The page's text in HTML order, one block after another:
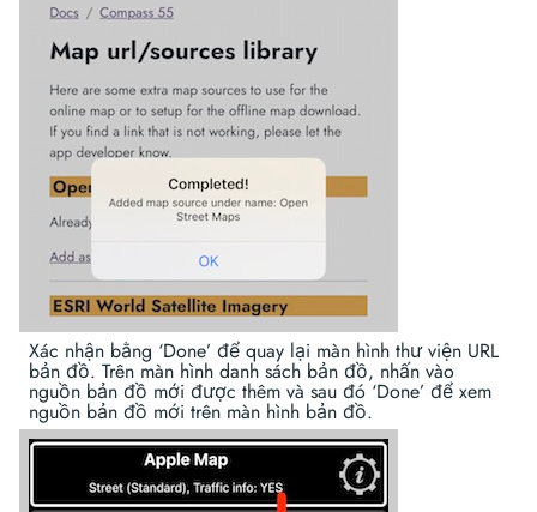
Xác nhận bằng ‘Done’ để quay lại màn hình thư viện URL
bản đồ. Trên màn hình danh sách bản đồ, nhấn vào
nguồn bản đồ mới được thêm và sau đó ‘Done’ để xem
nguồn bản đồ mới trên màn hình bản đồ.